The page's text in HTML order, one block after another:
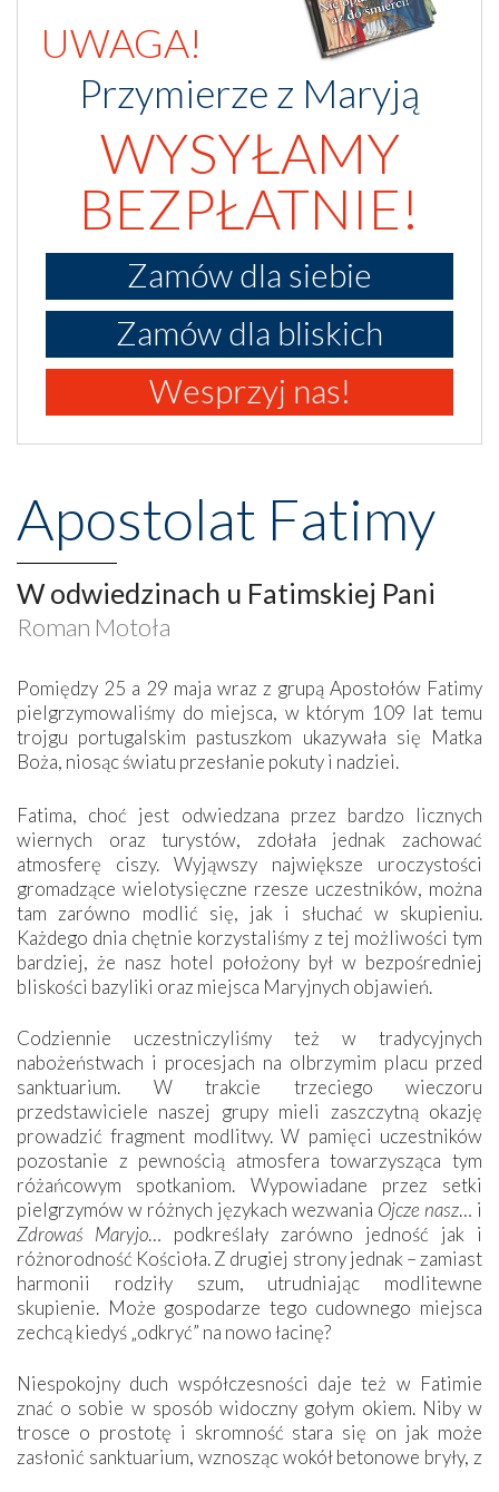
UWAGA!
Przymierze z Maryją
WYSYŁAMY
BEZPŁATNIE!
Zamów dla siebie
Zamów dla bliskich
Wesprzyj nas!
Apostolat Fatimy
W odwiedzinach u Fatimskiej Pani
Roman Motoła
Pomiędzy 25 a 29 maja wraz z grupą Apostołów Fatimy
pielgrzymowaliśmy do miejsca, w którym 109 lat temu
trojgu portugalskim pastuszkom ukazywała się Matka
Boża, niosąc światu przesłanie pokuty i nadziei.
Fatima, choć jest odwiedzana przez bardzo licznych
wiernych oraz turystów, zdołała jednak zachować
atmosferę ciszy. Wyjąwszy największe uroczystości
gromadzące wielotysięczne rzesze uczestników, można
tam zarówno modlić się, jak i słuchać w skupieniu.
Każdego dnia chętnie korzystaliśmy z tej możliwości tym
bardziej, że nasz hotel położony był w bezpośredniej
bliskości bazyliki oraz miejsca Maryjnych objawień.
Codziennie uczestniczyliśmy też w tradycyjnych
nabożeństwach i procesjach na olbrzymim placu przed
sanktuarium. W trakcie trzeciego wieczoru
przedstawiciele naszej grupy mieli zaszczytną okazję
prowadzić fragment modlitwy. W pamięci uczestników
pozostanie z pewnością atmosfera towarzysząca tym
różańcowym spotkaniom. Wypowiadane przez setki
pielgrzymów w różnych językach wezwania Ojcze nasz… i
Zdrowaś Maryjo… podkreślały zarówno jedność jak i
różnorodność Kościoła. Z drugiej strony jednak – zamiast
harmonii rodziły szum, utrudniając modlitewne
skupienie. Może gospodarze tego cudownego miejsca
zechcą kiedyś „odkryć” na nowo łacinę?
Niespokojny duch współczesności daje też w Fatimie
znać o sobie w sposób widoczny gołym okiem. Niby w
trosce o prostotę i skromność stara się on jak może
zasłonić sanktuarium, wznosząc wokół betonowe bryły, z